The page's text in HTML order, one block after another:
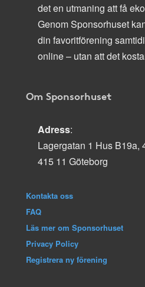
det en utmaning att få
Genom Sponsorhuset
din favoritförening
online – utan att det
Om Sponsorhuset
Adress:
Lagergatan 1 Hus B19a,
415 11 Göteborg
Kontakta oss
FAQ
Läs mer om Sponsorhuset
Privacy Policy
Registrera ny förening